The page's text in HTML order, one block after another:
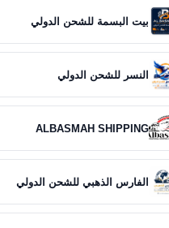
بيت البسمة للشحن الدولي
النسر للشحن الدولي
ALBASMAH SHIPPING
الفارس الذهبي للشحن الدولي